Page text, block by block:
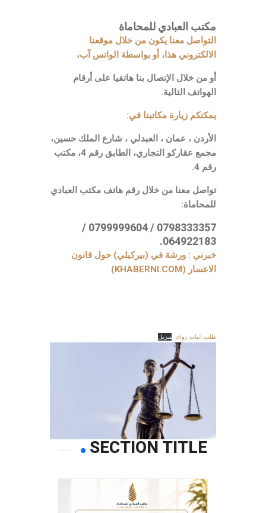
مكتب العبادي للمحاماة
التواصل معنا يكون من خلال موقعنا
الالكتروني هذا، أو بواسطة الواتس آب،
أو من خلال الإتصال بنا هاتفيا على أرقام
الهواتف التالية.
يمكنكم زيارة مكاتبنا في:
الأردن ، عمان ، العبدلي ، شارع الملك حسين،
مجمع عقاركو التجاري، الطابق رقم 4، مكتب
رقم 4.
تواصل معنا من خلال رقم هاتف مكتب العبادي
للمحاماة:
0798333357 / 0799999604 /
064922183.
خبرني : ورشة في (بيركيلي) حول قانون
الاعسار (KHABERNI.COM)
طلب اثبات زواج تنزيل
SECTION TITLE